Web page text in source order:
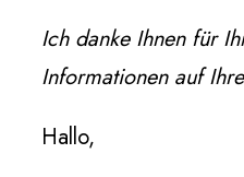
Ich danke Ihnen für
Informationen auf
Hallo,